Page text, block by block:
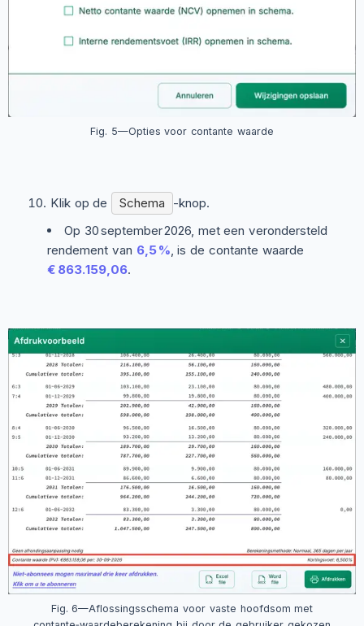
Fig. 5—Opties voor contante waarde
Klik op de Schema
-knop.
Op 30 september 2026, met een verondersteld
rendement van 6,5 % , is de contante waarde
€ 863.159,06.
Fig. 6—Aflossingsschema voor vaste hoofdsom met